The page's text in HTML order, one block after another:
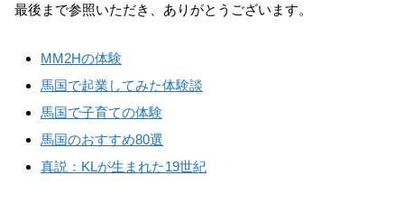
最後まで参照いただき、ありがとうございます。
MM2Hの体験
馬国で起業してみた体験談
馬国で子育ての体験
馬国のおすすめ80選
真説：KLが生まれた19世紀